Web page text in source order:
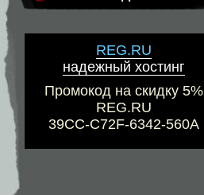
REG.RU
надежный хостинг
Промокод на скидку 5%
REG.RU
39CC-C72F-6342-560A